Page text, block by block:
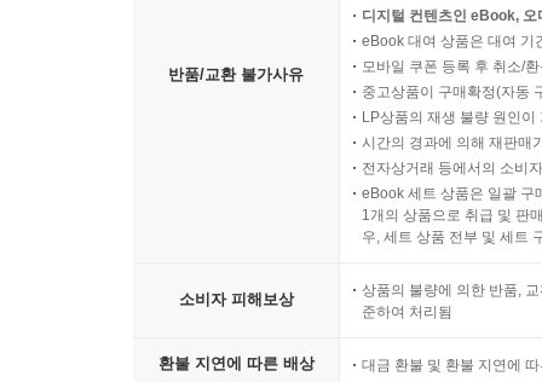
반품/교환 불가사유
디지털 컨텐츠인 eBook,
eBook 대여 상품은 대여 기
모바일 쿠폰 등록 후 취소/
중고상품이 구매확정(자동
LP상품의 재생 불량 원인
시간의 경과에 의해 재판매
전자상거래 등에서의 소비
eBook 세트 상품은 일괄 구
1개의 상품으로 취급 및 판
우, 세트 상품 전부 및 세트
소비자 피해보상
상품의 불량에 의한 반품,
준하여 처리됨
환불 지연에 따른 배상 대금 환불 및 환불 지연에